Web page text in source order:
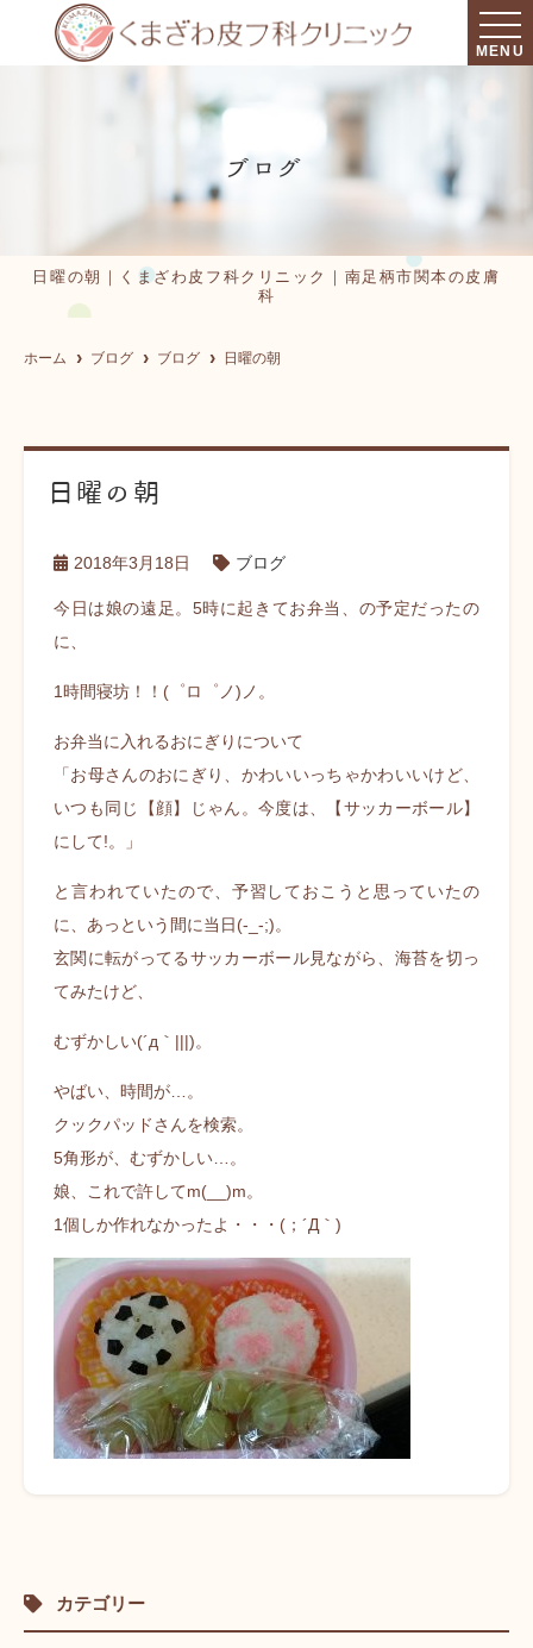
MENU
ブログ
日曜の朝｜くまざわ皮フ科クリニック｜南足柄市関本の皮膚
科
ホーム ブログ ブログ 日曜の朝
日曜の朝
2018年3月18日 ブログ
今日は娘の遠足。5時に起きてお弁当、 の予定だったの
に、
1時間寝坊！！(゜ロ゜ノ)ノ。
お弁当に入れるおにぎりについて
「お母さんのおにぎり、かわいいっちゃかわいいけど、
いつも同じ【顔】じゃん。 今度は、【サッカーボール】
にして!。」
と言われていたので、予習しておこうと思っていたの
に、あっという間に当日(-_-;)。
玄関に転がってるサッカーボール見ながら、海苔を切っ
てみたけど、
むずかしい(´д｀|||)。
やばい、時間が…。
クックパッドさんを検索。
5角形が、むずかしい…。
娘、これで許してm(__)m。
1個しか作れなかったよ・・・(；´Д｀)
カテゴリー